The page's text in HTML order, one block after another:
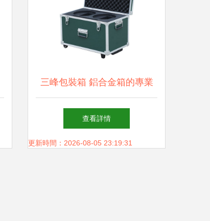
三峰包裝箱 鋁合金箱的專業
(yè)設計與設備應用
查看詳情
更新時間：2026-08-05 23:19:31